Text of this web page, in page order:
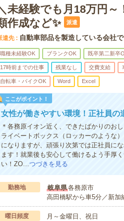
未経験でも月18万円～
作成など✨
派遣
遣先 自動車部品を製造している会社で
職種未経験OK ブランクOK 既卒第二新卒
17時前までの仕事 残業なし 交費支給
自転車・バイクOK Word Excel
ここがポイント！
女性が働きやすい環境！正社員の
＊各務原イオン近く、できたばかりのお
ライベートボックス（ロッカーのような
になりますが、頑張り次第では正社員に
ます！就業後も安心して働けるよう手厚
い！ZO…つづきを見る
勤務地 岐阜県各務原市
高田橋駅から車5分／新加
曜日頻度 月～金曜日、祝日